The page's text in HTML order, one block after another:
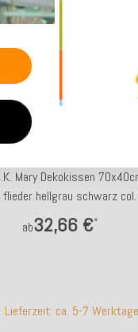
aus der
Mary Dekokissen
hellgrau schwarz
ab32,66 €*
Lieferzeit: ca. 5-7 Werktage